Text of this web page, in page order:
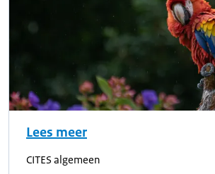
Lees meer
CITES algemeen